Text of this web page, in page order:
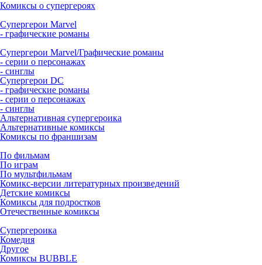
Комиксы о супергероях
Супергерои Marvel
- графические романы
Супергерои Marvel/Графические романы
- серии о персонажах
- синглы
Супергерои DC
- графические романы
- серии о персонажах
- синглы
Альтернативная супергероика
Альтернативные комиксы
Комиксы по франшизам
По фильмам
По играм
По мультфильмам
Комикс-версии литературных произведений
Детские комиксы
Комиксы для подростков
Отечественные комиксы
Супергероика
Комедия
Другое
Комиксы BUBBLE